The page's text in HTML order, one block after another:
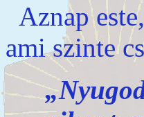
Aznap
ami szinte